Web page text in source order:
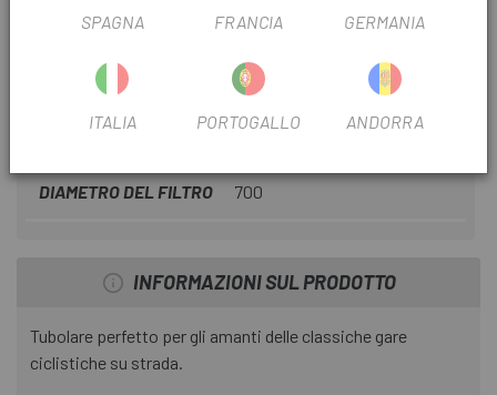
COMPETITION 700
SCHEDA PRODOTTO
FILTRO STAGIONALE 2022
DIAMETRO DEL FILTRO 700
INFORMAZIONI SUL PRODOTTO
Tubolare perfetto per gli amanti delle classiche gare
ciclistiche su strada.
SPAGNA FRANCIA GERMANIA
ITALIA PORTOGALLO ANDORRA